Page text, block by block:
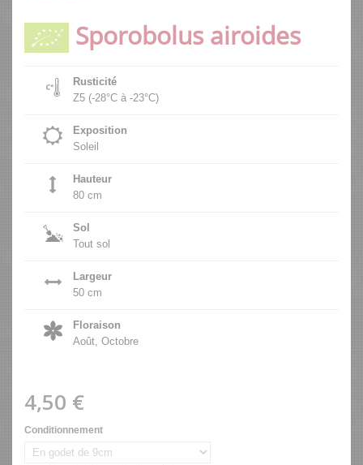
Sporobolus airoides
Rusticité
Z5 (-28°C à -23°C)
Exposition
Soleil
Hauteur
80 cm
Sol
Tout sol
Largeur
50 cm
Floraison
Août, Octobre
4,50 €
Conditionnement